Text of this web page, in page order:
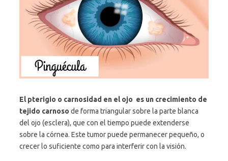
El pterigio o carnosidad en el ojo es un crecimiento de
tejido carnoso de forma triangular sobre la parte blanca
del ojo (esclera), que con el tiempo puede extenderse
sobre la córnea. Este tumor puede permanecer pequeño, o
crecer lo suficiente como para interferir con la visión.